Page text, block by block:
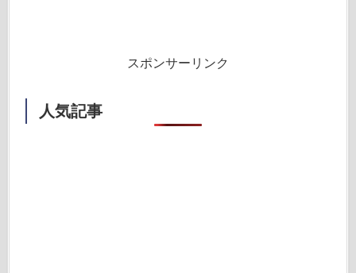
スポンサーリンク
人気記事